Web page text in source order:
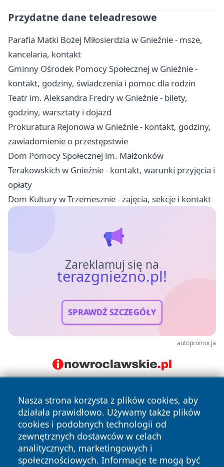
Przydatne dane teleadresowe
Parafia Matki Bożej Miłosierdzia w Gnieźnie - msze,
kancelaria, kontakt
Gminny Ośrodek Pomocy Społecznej w Gnieźnie -
kontakt, godziny, świadczenia i pomoc dla rodzin
Teatr im. Aleksandra Fredry w Gnieźnie - bilety,
godziny, warsztaty i dojazd
Prokuratura Rejonowa w Gnieźnie - kontakt, godziny,
zawiadomienie o przestępstwie
Dom Pomocy Społecznej im. Małżonków
Terakowskich w Gnieźnie - kontakt, warunki przyjęcia i
opłaty
Dom Kultury w Trzemesznie - zajęcia, sekcje i kontakt
Zareklamuj się na
terazgniezno.pl!
SPRAWDŹ SZCZEGÓŁY
autopromocja
Nasza strona korzysta z plików cookies, aby
działała prawidłowo. Używamy także plików
cookies i podobnych technologii od
zewnętrznych dostawców w celach
analitycznych, marketingowych i
społecznościowych. Informacje te mogą być
Copyright © 2026 terazgniezno.pl Wszystkie prawa
zastrzeżone.